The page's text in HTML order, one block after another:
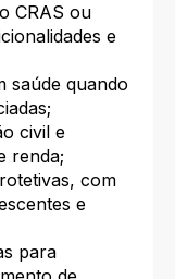
CRAS ou
e
saúde quando
civil e
renda;
com
e
para